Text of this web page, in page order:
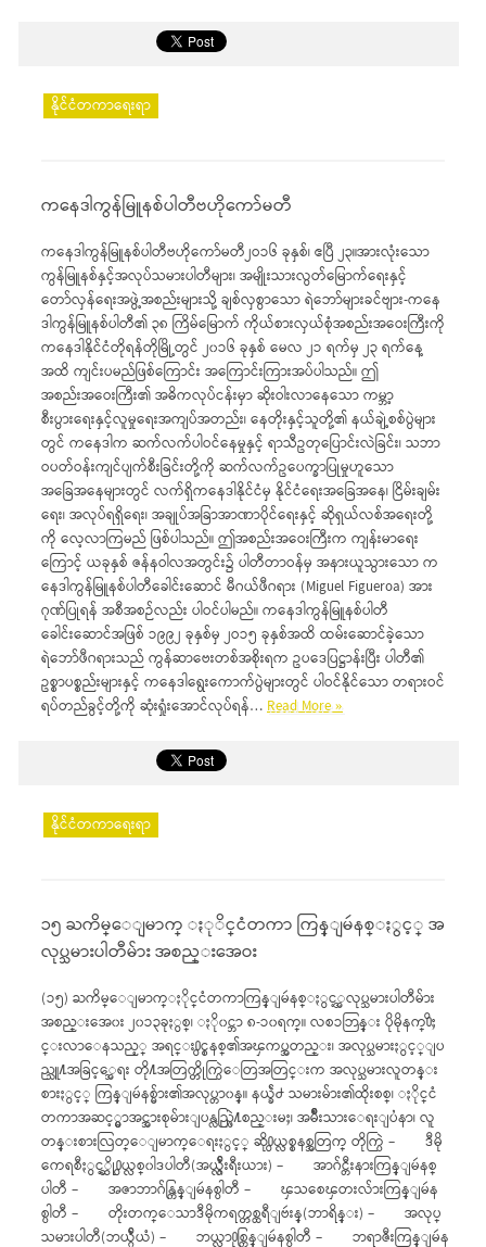
နိုင်ငံတကာရေးရာ
ကနေဒါကွန်မြူနစ်ပါတီဗဟိုကော်မတီ
ကနေဒါကွန်မြူနစ်ပါတီဗဟိုကော်မတီ၂ဝ၁၆ ခုနှစ်၊ ဧပြီ ၂၃။အားလုံးသော
ကွန်မြူနစ်နှင့်အလုပ်သမားပါတီများ၊ အမျိုးသားလွတ်မြောက်ရေးနှင့်
တော်လှန်ရေးအဖွဲ့အစည်းများသို့ ချစ်လှစွာသော ရဲဘော်များခင်ဗျား-ကနေ
ဒါကွန်မြူနစ်ပါတီ၏ ၃၈ ကြိမ်မြောက် ကိုယ်စားလှယ်စုံအစည်းအဝေးကြီးကို
ကနေဒါနိုင်ငံတိုရန်တိုမြို့တွင် ၂၀၁၆ ခုနှစ် မေလ ၂၁ ရက်မှ ၂၃ ရက်နေ့
အထိ ကျင်းပမည်ဖြစ်ကြောင်း အကြောင်းကြားအပ်ပါသည်။ ဤ
အစည်းအဝေးကြီး၏ အဓိကလုပ်ငန်းမှာ ဆိုးဝါးလာနေသော ကမ္ဘာ့
စီးပွားရေးနှင့်လူမှုရေးအကျပ်အတည်း၊ နေတိုးနှင့်သူတို့၏ နယ်ချဲ့စစ်ပွဲများ
တွင် ကနေဒါက ဆက်လက်ပါဝင်နေမှုနှင့် ရာသီဥတုပြောင်းလဲခြင်း၊ သဘာ
ဝပတ်ဝန်းကျင်ပျက်စီးခြင်းတို့ကို ဆက်လက်ဥပေက္ခာပြုမှုဟူသော
အခြေအနေများတွင် လက်ရှိကနေဒါနိုင်ငံမှ နိုင်ငံရေးအခြေအနေ၊ ငြိမ်းချမ်း
ရေး၊ အလုပ်ရရှိရေး၊ အချုပ်အခြာအာဏာပိုင်ရေးနှင့် ဆိုရှယ်လစ်အရေးတို့
ကို လေ့လာကြမည် ဖြစ်ပါသည်။ ဤအစည်းအဝေးကြီးက ကျန်းမာရေး
ကြောင့် ယခုနှစ် ဇန်နဝါလအတွင်း၌ ပါတီတာဝန်မှ အနားယူသွားသော က
နေဒါကွန်မြူနစ်ပါတီခေါင်းဆောင် မီဂယ်ဖီဂရား (Miguel Figueroa) အား
ဂုဏ်ပြုရန် အစီအစဉ်လည်း ပါဝင်ပါမည်။ ကနေဒါကွန်မြူနစ်ပါတီ
ခေါင်းဆောင်အဖြစ် ၁၉၉၂ ခုနှစ်မှ ၂ဝ၁၅ ခုနှစ်အထိ ထမ်းဆောင်ခဲ့သော
ရဲဘော်ဖီဂရားသည် ကွန်ဆာဗေးတစ်အစိုးရက ဥပဒေပြဋ္ဌာန်းပြီး ပါတီ၏
ဥစ္စာပစ္စည်းများနှင့် ကနေဒါရွေးကောက်ပွဲများတွင် ပါဝင်နိုင်သော တရားဝင်
ရပ်တည်ခွင့်တို့ကို ဆုံးရှုံးအောင်လုပ်ရန်…Read More »
နိုင်ငံတကာရေးရာ
၁၅ ႀကိမ္ေျမာက္ ႏုိင္ငံတကာ ကြန္ျမဴနစ္ႏွင့္ အ
လုပ္သမားပါတီမ်ား အစည္းအေဝး
(၁၅) ႀကိမ္ေျမာက္ႏိုင္ငံတကာကြန္ျမဴနစ္ႏွင့္အလုပ္သမားပါတီမ်ား
အစည္းအေ၀း ၂၀၁၃ခုႏွစ္၊ ႏို၀င္ဘာ ၈-၁၀ရက္။ လစၥဘြန္း ပိုမိုနက္႐ိႈ
င္းလာေနသည့္ အရင္း႐ွင္စနစ္၏အၾကပ္အတည္း၊ အလုပ္သမားႏွင့္ျပ
ည္သူ႔အခြင့္အေရး တို႔အတြက္တိုက္ပြဲေတြအတြင္းက အလုပ္သမားလူတန္း
စားႏွင့္ ကြန္ျမဴနစ္မ်ား၏အလုပ္တာ၀န္။ နယ္ခ်ဲ႕ သမားမ်ား၏ထိုးစစ္၊ ႏိုင္ငံ
တကာအဆင့္မွာအင္အားစုမ်ားျပန္လည္ဖြဲ႔စည္းမႈ၊ အမ်ိဳးသားေရးျပႆနာ၊ လူ
တန္းစားလြတ္ေျမာက္ေရးႏွင့္ ဆို႐ွယ္လစ္စနစ္အတြက္ တိုက္ပြဲ – ဒီမို
ကေရစီႏွင့္ဆို႐ွယ္လစ္၀ါဒပါတီ(အယ္လ္ဂ်ီးရီးယား) – အာဂ်င္တီးနားကြန္ျမဴနစ္
ပါတီ – အဇာဘာဂ်န္ကြန္ျမဴနစ္ပါတီ – ၾသစေၾတးလ်ားကြန္ျမဴန
စ္ပါတီ – တိုးတက္ေသာဒီမိုကရက္တစ္ထရီျဗဴးန္(ဘာရိန္း) – အလုပ္
သမားပါတီ(ဘယ္ဂ်ီယံ) – ဘယ္လာ႐ုစ္ကြန္ျမဴနစ္ပါတီ – ဘရာဇီးကြန္ျမဴန